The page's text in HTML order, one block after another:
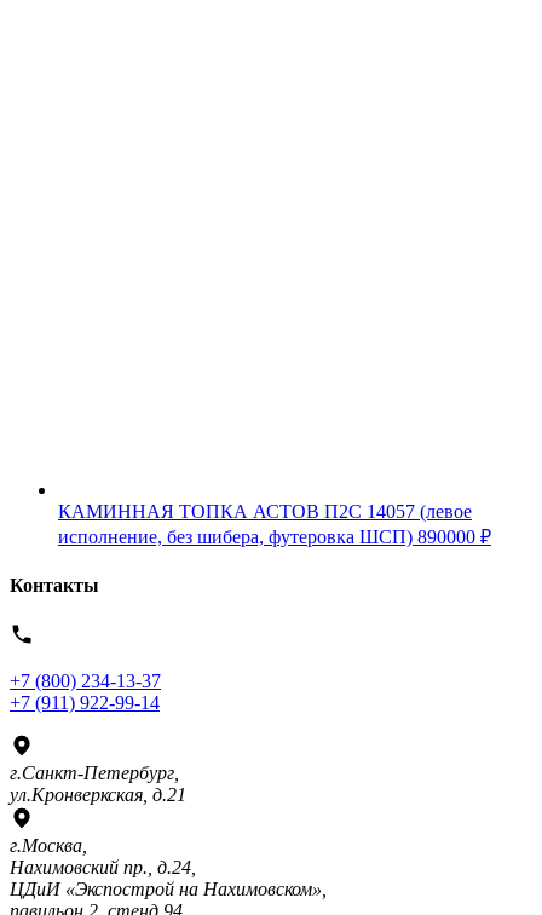
КАМИННАЯ ТОПКА АСТОВ П2С 14057 (левое
исполнение, без шибера, футеровка ШСП) 890000 ₽
Контакты
+7 (800) 234-13-37
+7 (911) 922-99-14
г.Санкт-Петербург,
ул.Кронверкская, д.21
г.Москва,
Нахимовский пр., д.24,
ЦДиИ «Экспострой на Нахимовском»,
павильон 2, стенд 94